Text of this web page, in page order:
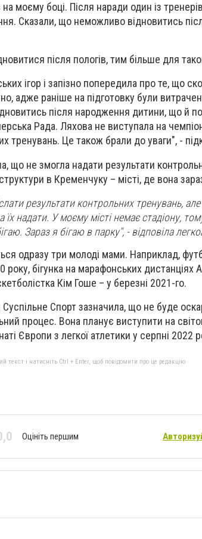
на моєму боці. Після наради один із
Сказали, що неможливо відновитись
після пологів, тим більше для
ігор і запізно попередила про те, що
адже раніше на підготовку були
після народження дитини, що й
Рада. Ляхова не виступала на
тренувань. Це також брали до уваги", -
що не змогла надати результати
в Кременчуку – місті, де вона
результати контрольних тренувань,
їх надати. У моєму місті немає стадіону,
Зараз я бігаю в парку", - відповіла
одразу три молоді мами. Наприклад,
бігунка на марафонських дистанціях
Кім Гоше – у березні 2021-го.
Суспільне Спорт зазначила, що не буде
процес. Вона планує виступити на
Європи з легкої атлетики у серпні 2022
текст і натисніть Ctrl + Enter, щоб повідомити про це редакцію
Оцініть першим